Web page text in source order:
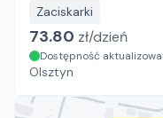
Zaciskarki
73.80 zł/dzień
Dostępność
Olsztyn